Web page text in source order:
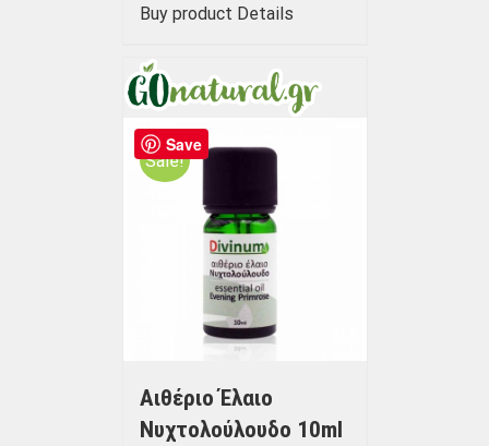
Buy product Details
Sale!
Αιθέριο Έλαιο
Νυχτολούλουδο 10ml
Save